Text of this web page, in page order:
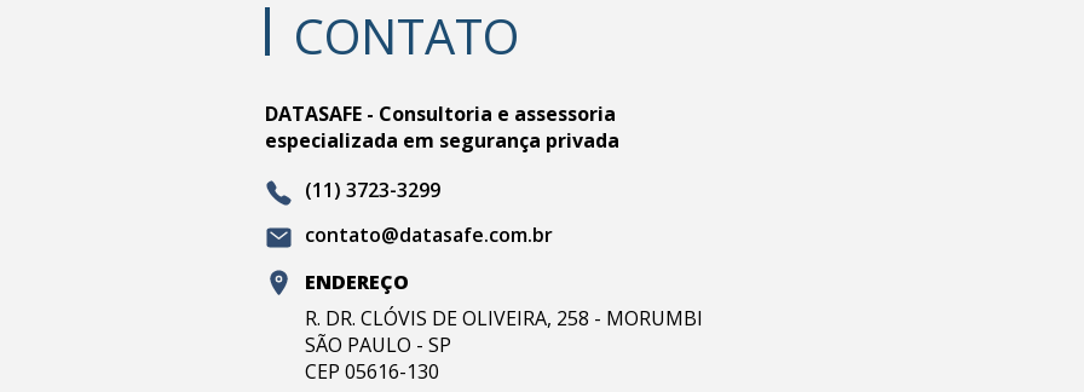
CONTATO
DATASAFE - Consultoria e assessoria
especializada em segurança privada
(11) 3723-3299
contato@datasafe.com.br
ENDEREÇO
R. DR. CLÓVIS DE OLIVEIRA, 258 - MORUMBI
SÃO PAULO - SP
CEP 05616-130